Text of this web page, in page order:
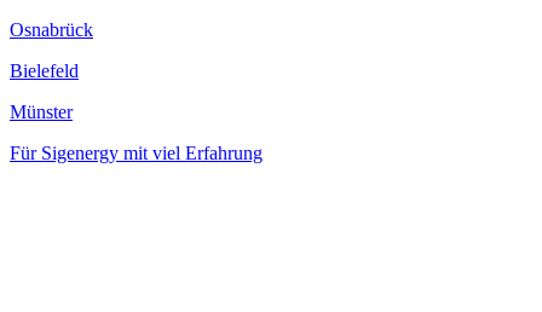
Osnabrück
Bielefeld
Münster
Für Sigenergy mit viel Erfahrung